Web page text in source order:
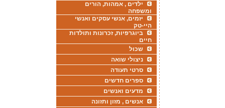
ילדים , אמהות, הורים
ומשפחה
יזמים, אנשי עסקים ואנשי
היי-טק
ביוגרפיות, זכרונות ותולדות
חיים
שכול
ניצולי שואה
סרטי תעודה
ספרים חדשים
מדעים ואנשים
אנשים , מזון ותזונה